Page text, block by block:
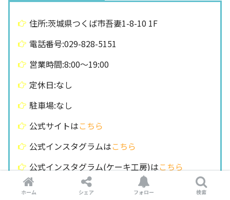
住所:茨城県つくば市吾妻1-8-10 1F
電話番号:029-828-5151
営業時間:8:00～19:00
定休日:なし
駐車場:なし
公式サイトはこちら
公式インスタグラムはこちら
公式インスタグラム(ケーキ工房)はこちら
公式X/旧Twitter(
@saza_coffee)
ホーム シェア フォロー 検索